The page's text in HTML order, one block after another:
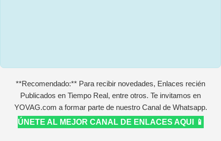
**Recomendado:** Para recibir novedades, Enlaces recién
Publicados en Tiempo Real, entre otros. Te invitamos en
YOVAG.com a formar parte de nuestro Canal de Whatsapp.
ÚNETE AL MEJOR CANAL DE ENLACES AQUI 📱